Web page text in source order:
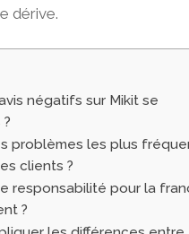
dérive.
négatifs sur Mikit se
problèmes les plus
clients ?
responsabilité pour la
?